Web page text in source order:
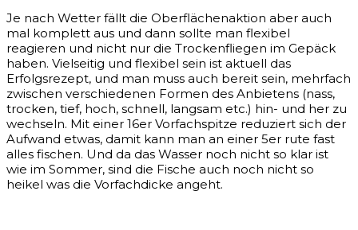
Je nach Wetter fällt die Oberflächenaktion aber auch
mal komplett aus und dann sollte man flexibel
reagieren und nicht nur die Trockenfliegen im Gepäck
haben. Vielseitig und flexibel sein ist aktuell das
Erfolgsrezept, und man muss auch bereit sein, mehrfach
zwischen verschiedenen Formen des Anbietens (nass,
trocken, tief, hoch, schnell, langsam etc.) hin- und her zu
wechseln. Mit einer 16er Vorfachspitze reduziert sich der
Aufwand etwas, damit kann man an einer 5er rute fast
alles fischen. Und da das Wasser noch nicht so klar ist
wie im Sommer, sind die Fische auch noch nicht so
heikel was die Vorfachdicke angeht.